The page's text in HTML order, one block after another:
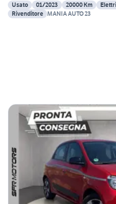
Usato
01/2023 20000 Km
Rivenditore MANIA AUTO 23